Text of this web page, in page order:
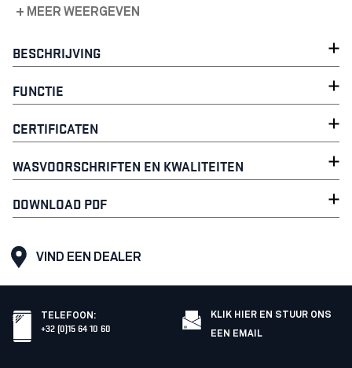
+ MEER WEERGEVEN
BESCHRIJVING
FUNCTIE
CERTIFICATEN
WASVOORSCHRIFTEN EN KWALITEITEN
DOWNLOAD PDF
VIND EEN DEALER
TELEFOON :
+32 (0)15 64 10 60
KLIK HIER EN STUUR ONS
EEN EMAIL